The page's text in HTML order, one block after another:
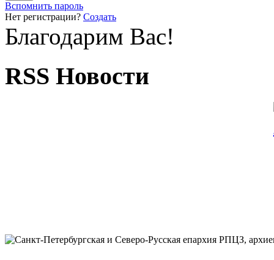
Вспомнить пароль
Нет регистрации? Создать
Благодарим Вас!
RSS Новости